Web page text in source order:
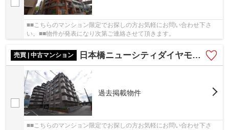
■■こちらのマンション限定でお探しの方お気軽にお問い合わせ下さ
い。■■物件が発表になり次第ご連絡させて頂きます。
売買 | 中古マンション 日本橋ニューシティダイヤモンドパレスB棟
過去掲載物件
■■こちらのマンション限定でお探しの方お気軽にお問い合わせ下さ